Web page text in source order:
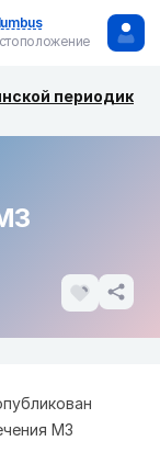
периодики.
МЗ